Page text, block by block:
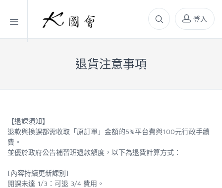
登入
退貨注意事項
【退課須知】
退款與換課都需收取「原訂單」金額的5%平台費與100元行政手續
費。
並優於政府公告補習班退款額度，以下為退費計算方式：
[內容持續更新課別]
開課未達 1/3：可退 3/4 費用。